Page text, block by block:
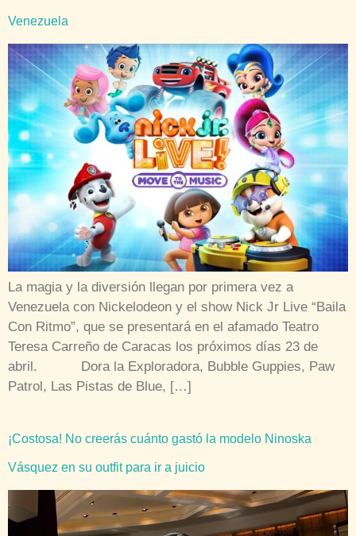
Venezuela
La magia y la diversión llegan por primera vez a
Venezuela con Nickelodeon y el show Nick Jr Live “Baila
Con Ritmo”, que se presentará en el afamado Teatro
Teresa Carreño de Caracas los próximos días 23 de
abril. Dora la Exploradora, Bubble Guppies, Paw
Patrol, Las Pistas de Blue, […]
¡Costosa! No creerás cuánto gastó la modelo Ninoska
Vásquez en su outfit para ir a juicio